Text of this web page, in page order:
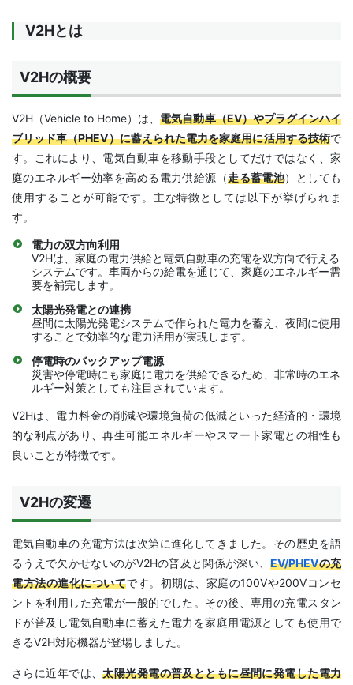
V2Hとは
V2Hの概要
V2H（Vehicle to Home）は、電気自動車（EV）やプラグインハイ
ブリッド車（PHEV）に蓄えられた電力を家庭用に活用する技術で
す。これにより、電気自動車を移動手段としてだけではなく、家
庭のエネルギー効率を高める電力供給源（走る蓄電池）としても
使用することが可能です。主な特徴としては以下が挙げられま
す。
電力の双方向利用
V2Hは、家庭の電力供給と電気自動車の充電を双方向で行える
システムです。車両からの給電を通じて、家庭のエネルギー需
要を補完します。
太陽光発電との連携
昼間に太陽光発電システムで作られた電力を蓄え、夜間に使用
することで効率的な電力活用が実現します。
停電時のバックアップ電源
災害や停電時にも家庭に電力を供給できるため、非常時のエネ
ルギー対策としても注目されています。
V2Hは、電力料金の削減や環境負荷の低減といった経済的・環境
的な利点があり、再生可能エネルギーやスマート家電との相性も
良いことが特徴です。
V2Hの変遷
電気自動車の充電方法は次第に進化してきました。その歴史を語
るうえで欠かせないのがV2Hの普及と関係が深い、EV/PHEVの充
電方法の進化についてです。初期は、家庭の100Vや200Vコンセ
ントを利用した充電が一般的でした。その後、専用の充電スタン
ドが普及し電気自動車に蓄えた電力を家庭用電源としても使用で
きるV2H対応機器が登場しました。
さらに近年では、太陽光発電の普及とともに昼間に発電した電力